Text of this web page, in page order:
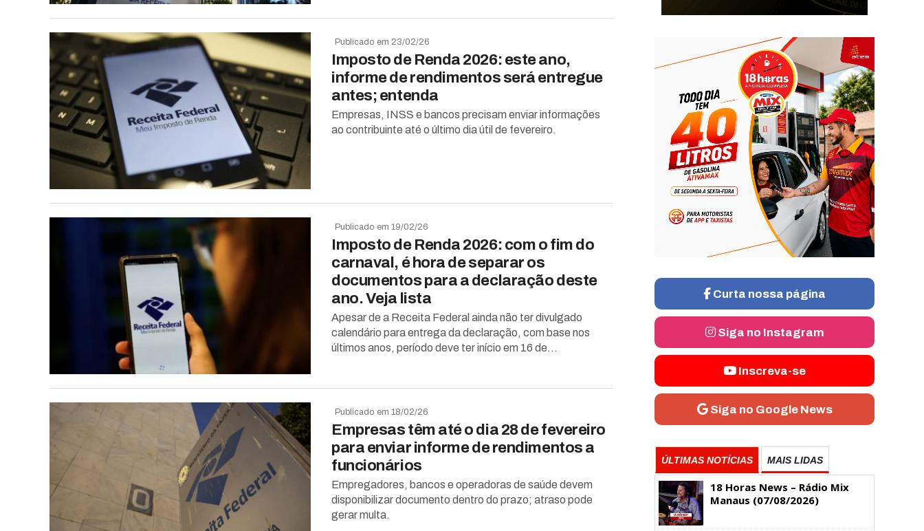
Publicado em 23/02/26
Imposto de Renda 2026: este ano,
informe de rendimentos será entregue
antes; entenda
Empresas, INSS e bancos precisam enviar informações
ao contribuinte até o último dia útil de fevereiro.
Publicado em 19/02/26
Imposto de Renda 2026: com o fim do
carnaval, é hora de separar os
documentos para a declaração deste
ano. Veja lista
Apesar de a Receita Federal ainda não ter divulgado
calendário para entrega da declaração, com base nos
últimos anos, período deve ter início em 16 de...
Publicado em 18/02/26
Empresas têm até o dia 28 de fevereiro
para enviar informe de rendimentos a
funcionários
Empregadores, bancos e operadoras de saúde devem
disponibilizar documento dentro do prazo; atraso pode
gerar multa.
Curta nossa página
Siga no Instagram
Inscreva-se
Siga no Google News
ÚLTIMAS NOTÍCIAS MAIS LIDAS
18 Horas News​​​​​​​​​​​​ – Rádio Mix
Manaus (07/08/2026)